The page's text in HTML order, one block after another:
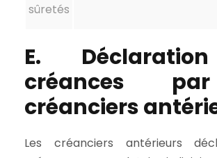
sûretés
E.
créances
créanciers
Les créanciers antérieurs